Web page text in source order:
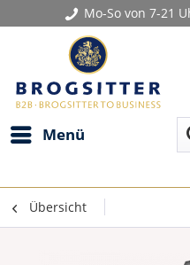
Mo-So von 7-21
Menü
Übersicht